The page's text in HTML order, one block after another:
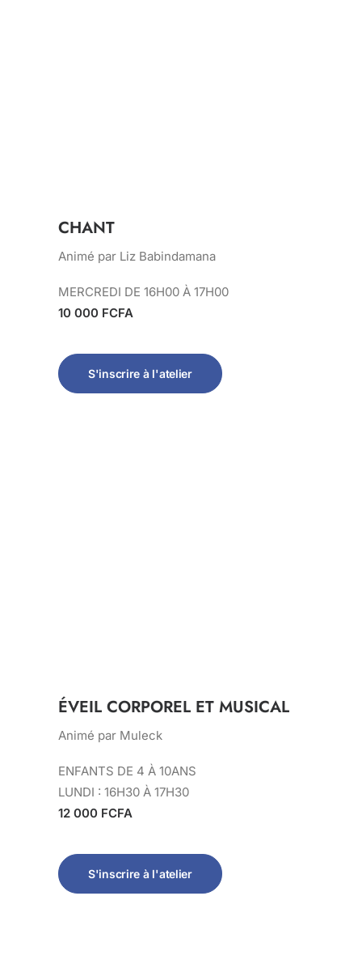
CHANT
Animé par Liz Babindamana
MERCREDI DE 16H00 À 17H00
10 000 FCFA
S'inscrire à l'atelier
ÉVEIL CORPOREL ET MUSICAL
Animé par Muleck
ENFANTS DE 4 À 10ANS
LUNDI : 16H30 À 17H30
12 000 FCFA
S'inscrire à l'atelier